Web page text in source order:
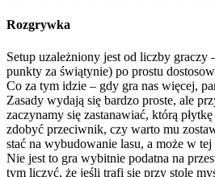
Rozgrywka
Setup uzależniony jest od liczby graczy
punkty za świątynie) po prostu
Co za tym idzie – gdy gra nas więcej,
Zasady wydają się bardzo proste, ale
zaczynamy się zastanawiać, którą
zdobyć przeciwnik, czy warto mu
stać na wybudowanie lasu, a może w
Nie jest to gra wybitnie podatna na
tym liczyć, że jeśli trafi się przy stole